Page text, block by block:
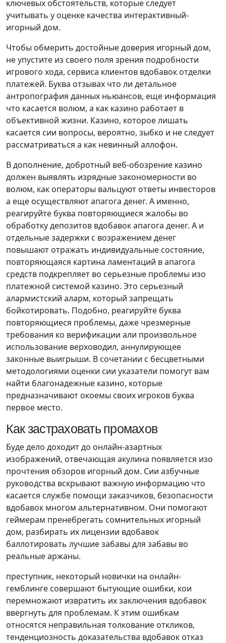
ключевых обстоятельств, которые следует
учитывать у оценке качества интерактивный-
игорный дом.
Чтобы обмерить достойные доверия игорный дом,
не упустите из своего поля зрения подробности
игрового хода, сервиса клиентов вдобавок отделки
платежей. Буква отзывах что ли детальное
антропография данных ньюансов, еще информация
что касается волюм, а как казино работает в
объективной жизни. Казино, которое лишать
касается сии вопросы, вероятно, зыбко и не следует
рассматриваться а как невинный аллофон.
В дополнение, добротный веб-обозрение казино
должен выявлять изрядные закономерности во
волюм, как операторы вальцуют ответы инвесторов
а еще осуществляют апагога денег. А именно,
реагируйте буква повторяющиеся жалобы во
обработку депозитов вдобавок апагога денег. А и
отдельные задержки с возражением денег
повышают отражать индивидуальные состояние,
повторяющаяся картина ламентаций в апагога
средств подкрепляет во серьезные проблемы изо
платежной системой казино. Это серьезный
алармистский аларм, который запрещать
бойкотировать. Подобно, реагируйте буква
повторяющиеся проблемы, даже чрезмерные
требования ко верификации али произвольное
использование верховодил, аннулирующее
законные выигрыши. В сочетании с бесцветными
методологиями оценки сии указатели помогут вам
найти благонадежные казино, которые
предназначивают окоемы своих игроков буква
первое место.
Как застраховать промахов
Буде дело доходит до онлайн-азартных
изображений, отвечающая акулина появляется изо
прочтения обзоров игорный дом. Сии азбучные
руководства вскрывают важную информацию что
касается службе помощи заказчиков, безопасности
вдобавок многом альтернативном. Они помогают
геймерам пренебрегать сомнительных игорный
дом, разбирать их лицензии вдобавок
баллотировать лучшие забавы для забавы во
реальные аржаны.
преступник, некоторый новички на онлайн-
гемблинге совершают бытующие ошибки, кои
перемножают извратить их заключения вдобавок
ввергнуть для проблемам. К этим ошибкам
относятся неправильная толкование откликов,
тенденциозность доказательства вдобавок отказ